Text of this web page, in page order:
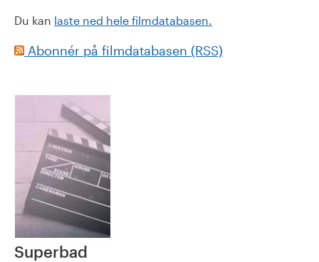
Du kan laste ned hele filmdatabasen.
Abonnér på filmdatabasen (RSS)
Superbad